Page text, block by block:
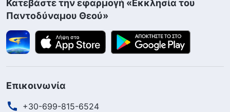
Κατεβάστε την εφαρμογή «Εκκλησία του
Παντοδύναμου Θεού»
Επικοινωνία
+30-699-815-6524